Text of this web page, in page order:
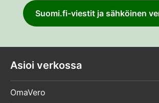
Suomi.fi-viestit ja sähköinen
Asioi verkossa
OmaVero